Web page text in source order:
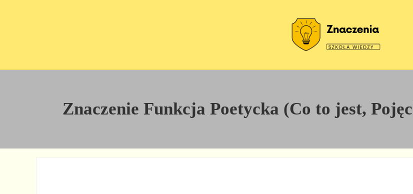
Znaczenie Funkcja Poetycka (Co to jest,